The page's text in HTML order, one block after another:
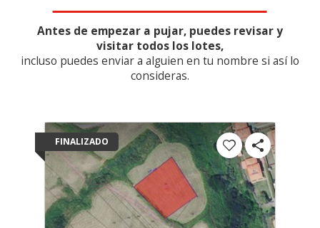
Antes de empezar a pujar, puedes revisar y
visitar todos los lotes,
incluso puedes enviar a alguien en tu nombre si así lo
consideras.
FINALIZADO